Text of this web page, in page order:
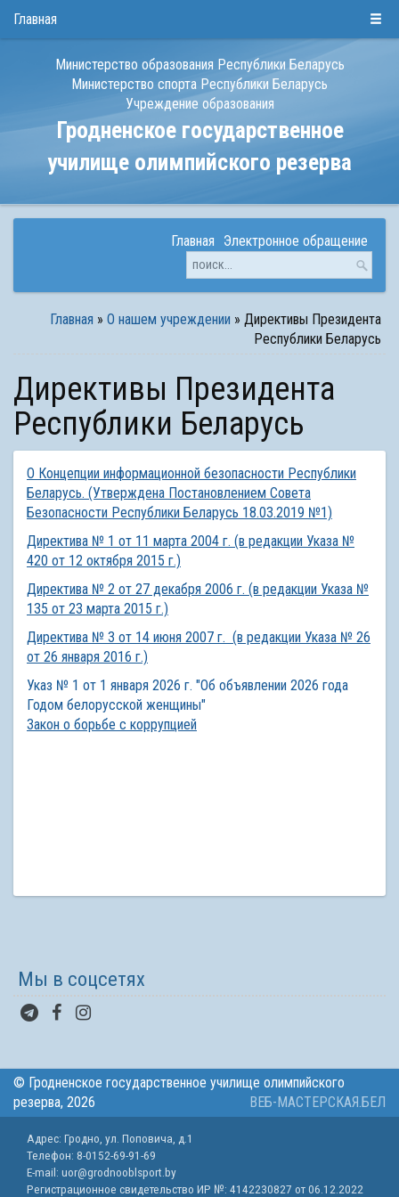
ENG
Министерство образования Республики Беларусь
Министерство спорта Республики Беларусь
Учреждение образования
Гродненское государственное
училище олимпийского резерва
Главная Электронное обращение
Главная » О нашем учреждении » Директивы Президента
Республики Беларусь
Директивы Президента
Республики Беларусь
О Концепции информационной безопасности Республики
Беларусь. (Утверждена Постановлением Совета
Безопасности Республики Беларусь 18.03.2019 №1)
Директива № 1 от 11 марта 2004 г. (в редакции Указа №
420 от 12 октября 2015 г.)
Директива № 2 от 27 декабря 2006 г. (в редакции Указа №
135 от 23 марта 2015 г.)
Директива № 3 от 14 июня 2007 г. (в редакции Указа № 26
от 26 января 2016 г.)
Указ № 1 от 1 января 2026 г. "Об объявлении 2026 года
Годом белорусской женщины"
Закон о борьбе с коррупцией
Главная
Мы в соцсетях
© Гродненское государственное училище олимпийского
резерва, 2026
ВЕБ-МАСТЕРСКАЯ.БЕЛ
Адрес: Гродно, ул. Поповича, д.1
Телефон: 8-0152-69-91-69
E-mail: uor@grodnooblsport.by
Регистрационное свидетельство ИР №: 4142230827 от 06.12.2022